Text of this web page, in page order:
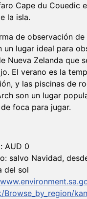
Cape du Couedic
la isla.
de observación
un lugar ideal para
Nueva Zelanda que
El verano es la
y las piscinas de
son un lugar
foca para jugar.
AUD 0
salvo Navidad,
del sol
Browse_by_region/